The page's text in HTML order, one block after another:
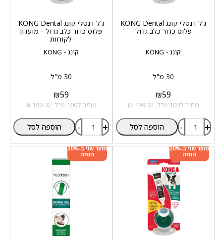
קונג - KONG
ג'ל דנטלי קונג KONG Dental
פלוס כדור כלב גדול
30 מ"ל
₪59
מחיר ל100 מ"ל: 199.32 ₪
- + הוספה לסל
קונג - KONG
ג'ל דנטלי קונג KONG Dental
פלוס כדור כלב גדול - מועדון
לקוחות
30 מ"ל
₪59
מחיר ל100 מ"ל: 199.32 ₪
- + הוספה לסל
מוצר שני ב-20%
הנחה
מוצר שני ב-20%
הנחה